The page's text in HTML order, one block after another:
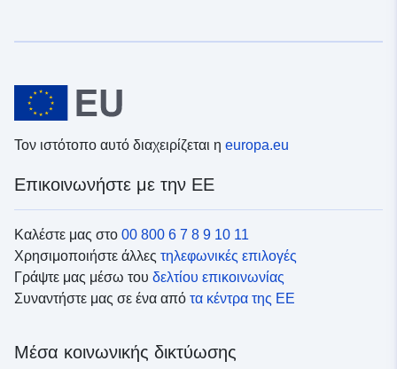
Τον ιστότοπο αυτό διαχειρίζεται η europa.eu
Επικοινωνήστε με την ΕΕ
Καλέστε μας στο 00 800 6 7 8 9 10 11
Χρησιμοποιήστε άλλες τηλεφωνικές επιλογές
Γράψτε μας μέσω του δελτίου επικοινωνίας
Συναντήστε μας σε ένα από τα κέντρα της ΕΕ
Μέσα κοινωνικής δικτύωσης